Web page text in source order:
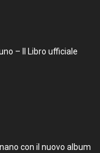
– Il Libro ufficiale
con il nuovo album